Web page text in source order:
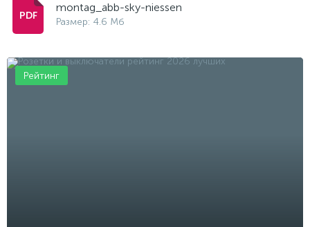
montag_abb-sky-niessen
Размер: 4.6 Мб
Рейтинг